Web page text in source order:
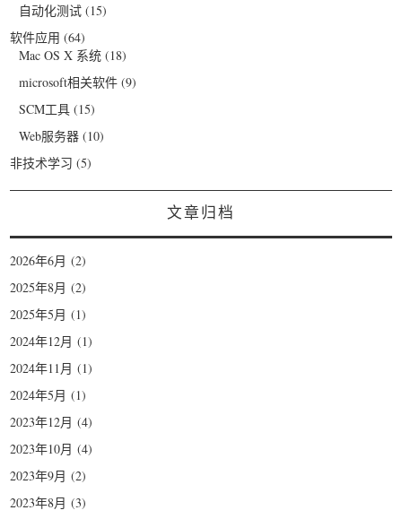
自动化测试 (15)
软件应用 (64)
Mac OS X 系统 (18)
microsoft相关软件 (9)
SCM工具 (15)
Web服务器 (10)
非技术学习 (5)
文章归档
2026年6月 (2)
2025年8月 (2)
2025年5月 (1)
2024年12月 (1)
2024年11月 (1)
2024年5月 (1)
2023年12月 (4)
2023年10月 (4)
2023年9月 (2)
2023年8月 (3)